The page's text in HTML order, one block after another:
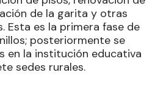
de la garita y otras
Esta es la primera fase de
posteriormente se
en la institución educativa
sedes rurales.